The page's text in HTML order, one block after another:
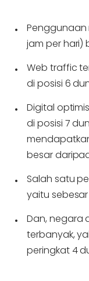
Penggunaan
jam per hari)
Web traffic
di posisi 6
Digital
di posisi 7
besar
Salah satu
yaitu
Dan, negara
terbanyak,
peringkat 4